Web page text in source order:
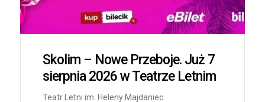
Skolim – Nowe Przeboje. Już 7
sierpnia 2026 w Teatrze Letnim
Teatr Letni im. Heleny Majdaniec